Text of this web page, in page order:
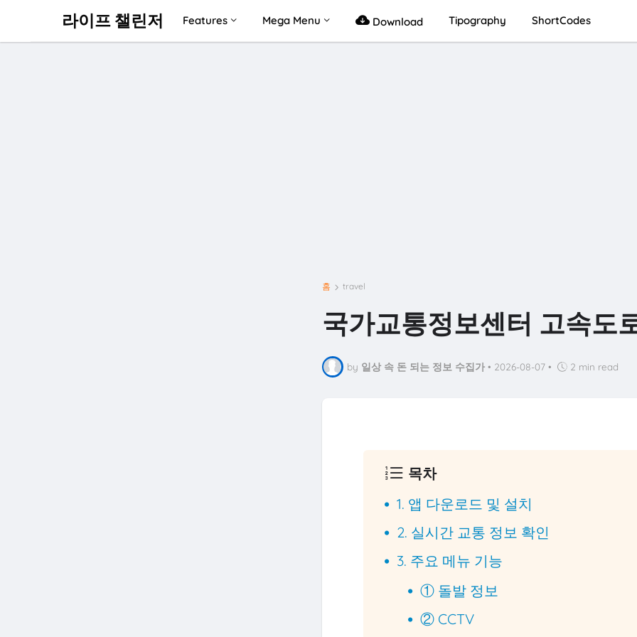
라이프 챌린저 Features Mega Menu Download Tipography ShortCodes
홈 travel
국가교통정보센터 고속도
by 일상 속 돈 되는 정보 수집가 • 2026-08-07 • 2 min read
목차
1. 앱 다운로드 및 설치
2. 실시간 교통 정보 확인
3. 주요 메뉴 기능
① 돌발 정보
② CCTV